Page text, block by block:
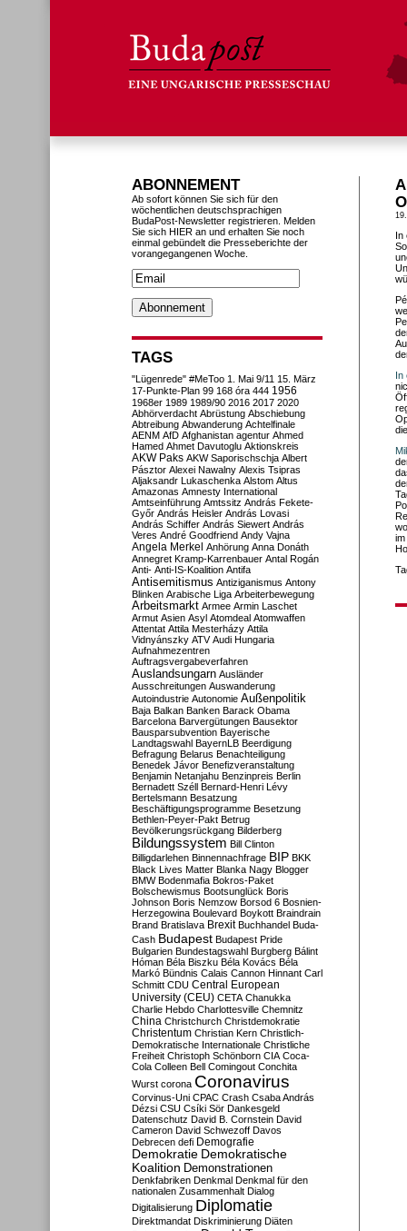
In
In
ABONNEMENT
Ab sofort können Sie sich für den
wöchentlichen deutschsprachigen
BudaPost-Newsletter registrieren. Melden
Sie sich HIER an und erhalten Sie noch
einmal gebündelt die Presseberichte der
vorangegangenen Woche.
TAGS
"Lügenrede" #MeToo 1. Mai 9/11 15. März
17-Punkte-Plan 99 168 óra 444 1956
1968er 1989 1989/90 2016 2017 2020
Abhörverdacht Abrüstung Abschiebung
Abtreibung Abwanderung Achtelfinale
AENM AfD Afghanistan agentur Ahmed
Hamed Ahmet Davutoglu Aktionskreis
AKW Paks AKW Saporischschja Albert
Pásztor Alexei Nawalny Alexis Tsipras
Aljaksandr Lukaschenka Alstom Altus
Amazonas Amnesty International
Amtseinführung Amtssitz András Fekete-
Győr András Heisler András Lovasi
András Schiffer András Siewert András
Veres André Goodfriend Andy Vajna
Angela Merkel Anhörung Anna Donáth
Annegret Kramp-Karrenbauer Antal Rogán
Anti- Anti-IS-Koalition Antifa
Antisemitismus Antiziganismus Antony
Blinken Arabische Liga Arbeiterbewegung
Arbeitsmarkt Armee Armin Laschet
Armut Asien Asyl Atomdeal Atomwaffen
Attentat Attila Mesterházy Attila
Vidnyánszky ATV Audi Hungaria
Aufnahmezentren
Auftragsvergabeverfahren
Auslandsungarn Ausländer
Ausschreitungen Auswanderung
Autoindustrie Autonomie Außenpolitik
Baja Balkan Banken Barack Obama
Barcelona Barvergütungen Bausektor
Bausparsubvention Bayerische
Landtagswahl BayernLB Beerdigung
Befragung Belarus Benachteiligung
Benedek Jávor Benefizveranstaltung
Benjamin Netanjahu Benzinpreis Berlin
Bernadett Széll Bernard-Henri Lévy
Bertelsmann Besatzung
Beschäftigungsprogramme Besetzung
Bethlen-Peyer-Pakt Betrug
Bevölkerungsrückgang Bilderberg
Bildungssystem Bill Clinton
Billigdarlehen Binnennachfrage BIP BKK
Black Lives Matter Blanka Nagy Blogger
BMW Bodenmafia Bokros-Paket
Bolschewismus Bootsunglück Boris
Johnson Boris Nemzow Borsod 6 Bosnien-
Herzegowina Boulevard Boykott Braindrain
Brand Bratislava Brexit Buchhandel Buda-
Cash Budapest Budapest Pride
Bulgarien Bundestagswahl Burgberg Bálint
Hóman Béla Biszku Béla Kovács Béla
Markó Bündnis Calais Cannon Hinnant Carl
Schmitt CDU Central European
University (CEU) CETA Chanukka
Charlie Hebdo Charlottesville Chemnitz
China Christchurch Christdemokratie
Christentum Christian Kern Christlich-
Demokratische Internationale Christliche
Freiheit Christoph Schönborn CIA Coca-
Cola Colleen Bell Comingout Conchita
Wurst corona Coronavirus
Corvinus-Uni CPAC Crash Csaba András
Dézsi CSU Csíki Sör Dankesgeld
Datenschutz David B. Cornstein David
Cameron David Schwezoff Davos
Debrecen defi Demografie
Demokratie Demokratische
Koalition Demonstrationen
Denkfabriken Denkmal Denkmal für den
nationalen Zusammenhalt Dialog
Digitalisierung Diplomatie
Direktmandat Diskriminierung Diäten